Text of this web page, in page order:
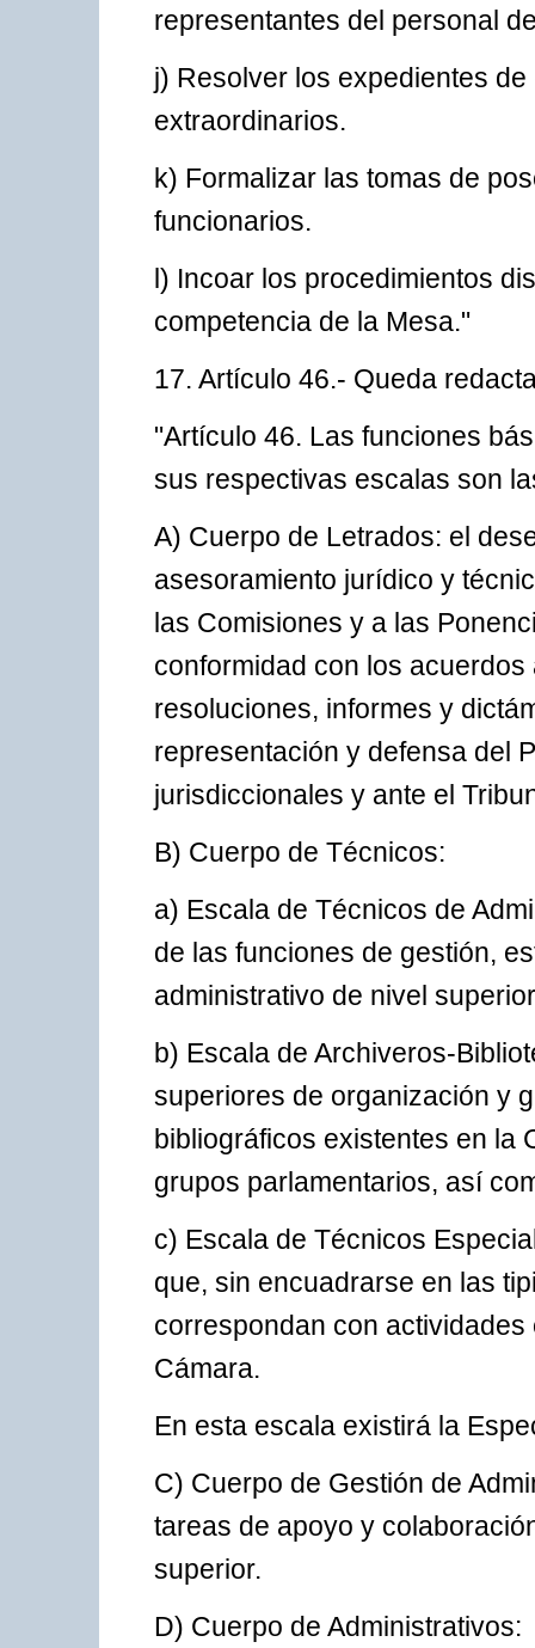
representantes del personal
j) Resolver los expedientes
extraordinarios.
k) Formalizar las tomas de
funcionarios.
l) Incoar los procedimientos
competencia de la Mesa."
17. Artículo 46.- Queda
"Artículo 46. Las funciones
sus respectivas escalas son
A) Cuerpo de Letrados: el
asesoramiento jurídico y
las Comisiones y a las
conformidad con los
resoluciones, informes y
representación y defensa del
jurisdiccionales y ante el
B) Cuerpo de Técnicos:
a) Escala de Técnicos de
de las funciones de gestión,
administrativo de nivel
b) Escala de Archiveros-
superiores de organización y
bibliográficos existentes en la
grupos parlamentarios, así
c) Escala de Técnicos
que, sin encuadrarse en las
correspondan con
Cámara.
En esta escala existirá la
C) Cuerpo de Gestión de
tareas de apoyo y
superior.
D) Cuerpo de Administrativos: